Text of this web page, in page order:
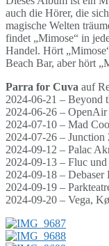
auch die Hörer, die
magische Welten
findet „Mimose“ in
Handel. Hört
Beach Bar, aber hört
Parra for Cuva auf
2024-06-21 – Beyond
2024-06-26 –
2024-07-10 – Mad
2024-07-26 – Junction
2024-09-12 – Palac
2024-09-13 – Fluc
2024-09-18 –
2024-09-19 –
2024-09-20 – Vega,